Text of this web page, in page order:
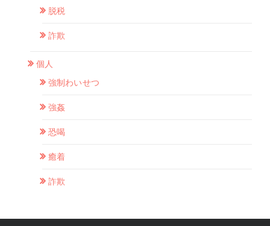
脱税
詐欺
個人
強制わいせつ
強姦
恐喝
癒着
詐欺